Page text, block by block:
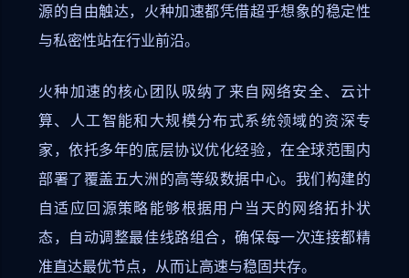
源的自由触达，火种加速都凭借超乎想象的稳定性
与私密性站在行业前沿。
火种加速的核心团队吸纳了来自网络安全、云计
算、人工智能和大规模分布式系统领域的资深专
家，依托多年的底层协议优化经验，在全球范围内
部署了覆盖五大洲的高等级数据中心。我们构建的
自适应回源策略能够根据用户当天的网络拓扑状
态，自动调整最佳线路组合，确保每一次连接都精
准直达最优节点，从而让高速与稳固共存。